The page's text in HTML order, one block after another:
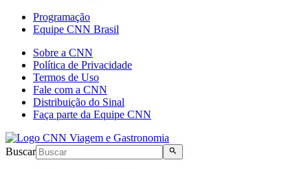
Programação
Equipe CNN Brasil
Sobre a CNN
Política de Privacidade
Termos de Uso
Fale com a CNN
Distribuição do Sinal
Faça parte da Equipe CNN
Buscar